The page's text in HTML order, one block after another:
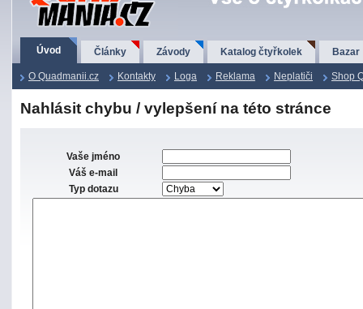
Úvod Články Závody Katalog čtyřkolek Bazar
O Quadmanii.cz Kontakty Loga Reklama Neplatiči Shop
Nahlásit chybu / vylepšení na této stránce
Vaše jméno
Váš e-mail
Typ dotazu